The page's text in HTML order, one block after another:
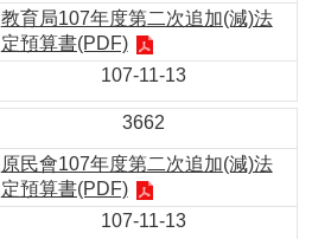
教育局107年度第二次追加(減)法
定預算書(PDF)
107-11-13
3662
原民會107年度第二次追加(減)法
定預算書(PDF)
107-11-13